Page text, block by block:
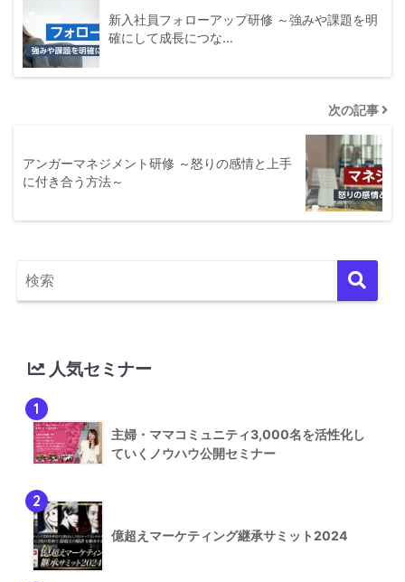
新入社員フォローアップ研修 ～強みや課題を明
確にして成長につな…
次の記事
アンガーマネジメント研修 ～怒りの感情と上手
に付き合う方法～
人気セミナー
1
主婦・ママコミュニティ3,000名を活性化し
ていくノウハウ公開セミナー
2
億超えマーケティング継承サミット2024